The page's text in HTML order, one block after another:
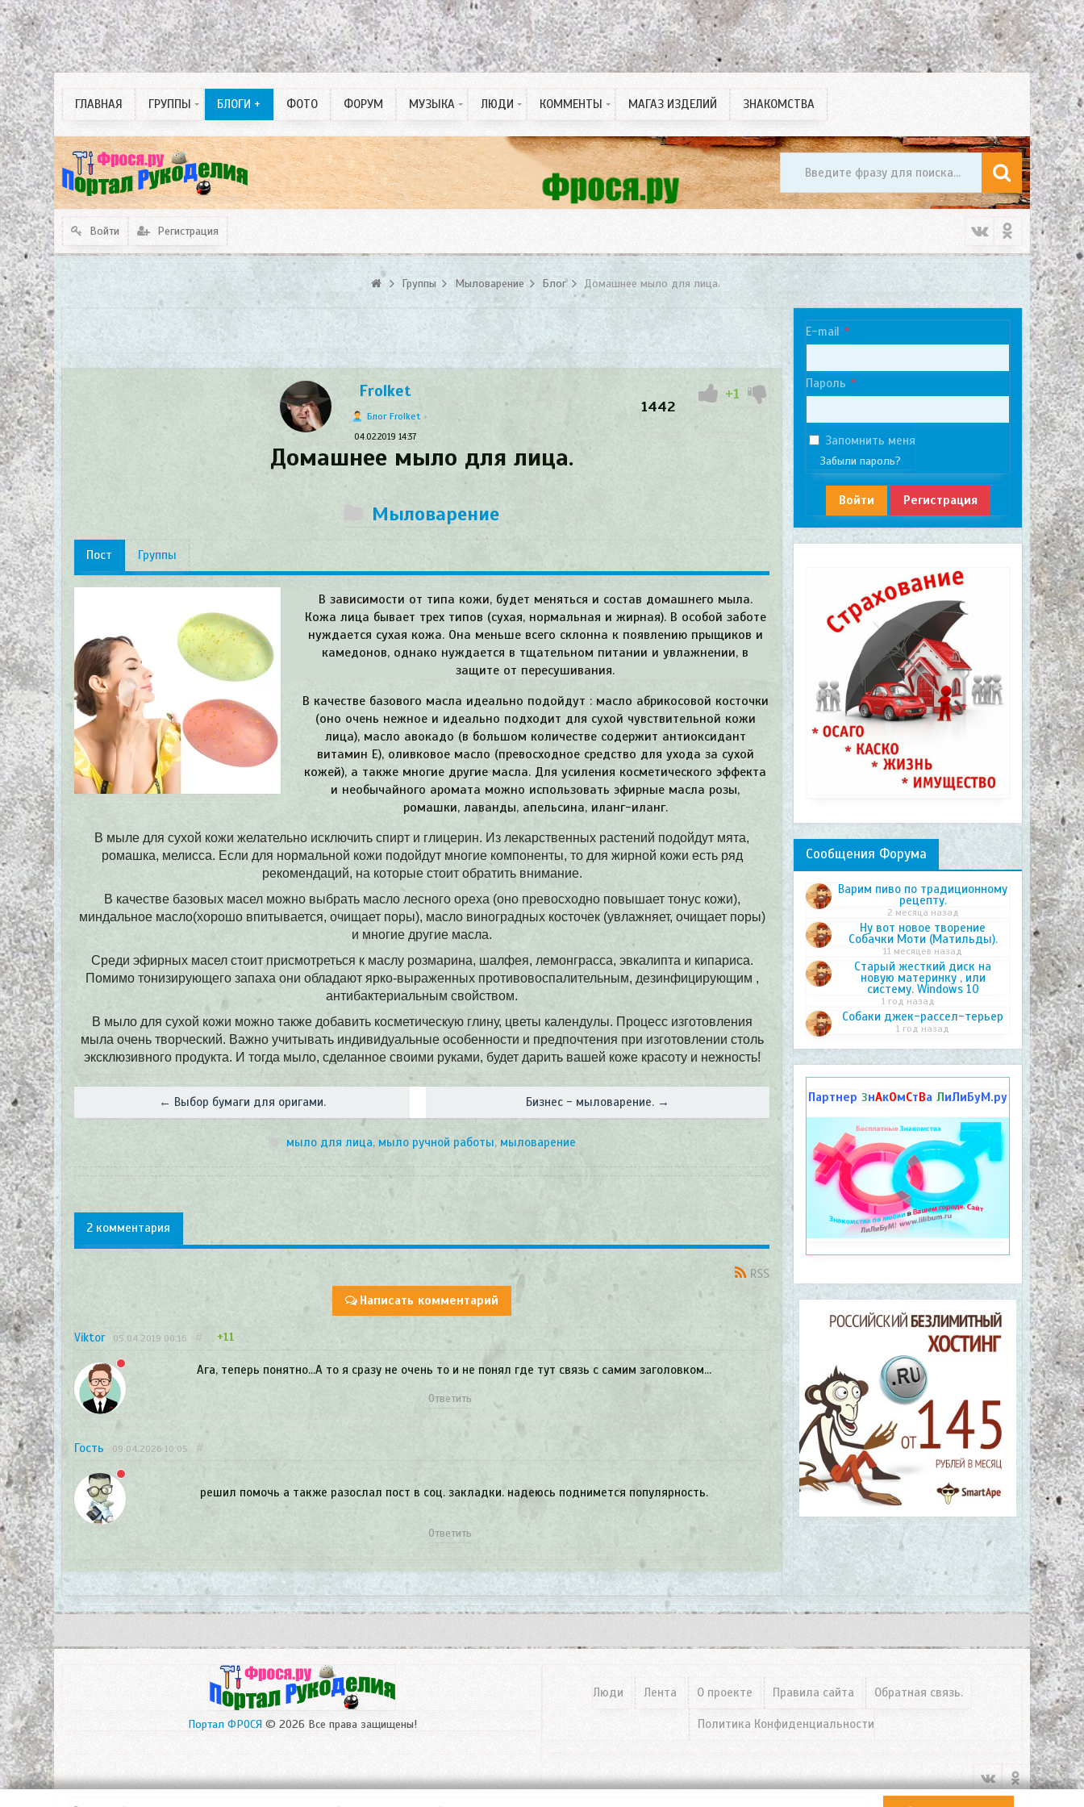
Блоги +
ГЛАВНАЯ ГРУППЫ
Собаководство
Одинокие души любви
3 D изделия. ручная
работа.
БЛОГИ + ФОТО ФОРУМ МУЗЫКА
Рингтон на Телефон
ЛЮДИ ПДД тесты
КОММЕНТЫ
Спонсорские статьиМАГАЗ ИЗДЕЛИЙ ЗНАКОМСТВА
Войти Регистрация
Группы Мыловарение Блог Домашнее мыло для лица.
Frolket
Блог Frolket
04.02.2019 14:37
1442
+1
Домашнее мыло для лица.
Мыловарение
Пост Группы
В зависимости от типа кожи, будет меняться и состав домашнего мыла.
Кожа лица бывает трех типов (сухая, нормальная и жирная). В особой заботе
нуждается сухая кожа. Она меньше всего склонна к появлению прыщиков и
камедонов, однако нуждается в тщательном питании и увлажнении, в
защите от пересушивания.
В качестве базового масла идеально подойдут : масло абрикосовой косточки
(оно очень нежное и идеально подходит для сухой чувствительной кожи
лица), масло авокадо (в большом количестве содержит антиоксидант
витамин Е), оливковое масло (превосходное средство для ухода за сухой
кожей), а также многие другие масла. Для усиления косметического эффекта
и необычайного аромата можно использовать эфирные масла розы,
ромашки, лаванды, апельсина, иланг-иланг.
В мыле для сухой кожи желательно исключить спирт и глицерин. Из лекарственных растений подойдут мята,
ромашка, мелисса. Если для нормальной кожи подойдут многие компоненты, то для жирной кожи есть ряд
рекомендаций, на которые стоит обратить внимание.
В качестве базовых масел можно выбрать масло лесного ореха (оно превосходно повышает тонус кожи),
миндальное масло(хорошо впитывается, очищает поры), масло виноградных косточек (увлажняет, очищает поры)
и многие другие масла.
Среди эфирных масел стоит присмотреться к маслу розмарина, шалфея, лемонграсса, эвкалипта и кипариса.
Помимо тонизирующего запаха они обладают ярко-выраженных противовоспалительным, дезинфицирующим ,
антибактериальным свойством.
В мыло для сухой кожи можно также добавить косметическую глину, цветы календулы. Процесс изготовления
мыла очень творческий. Важно учитывать индивидуальные особенности и предпочтения при изготовлении столь
эксклюзивного продукта. И тогда мыло, сделанное своими руками, будет дарить вашей коже красоту и нежность!
← Выбор бумаги для оригами. Бизнес - мыловарение. →
мыло для лица, мыло ручной работы, мыловарение
2 комментария
RSS
Написать комментарий
Viktor 05.04.2019 00:16 # +11
Ага, теперь понятно…А то я сразу не очень то и не понял где тут связь с самим заголовком…
Ответить
Гость 09.04.2026 10:05 #
решил помочь а также разослал пост в соц. закладки. надеюсь поднимется популярность.
Ответить
E-mail
Пароль
Запомнить меня
Забыли пароль?
Войти Регистрация
Сообщения Форума
Варим пиво по традиционному
рецепту.
2 месяца назад
Ну вот новое творение
Собачки Моти (Матильды).
11 месяцев назад
Старый жесткий диск на
новую материнку , или
систему. Windows 10
1 год назад
Собаки джек-рассел-терьер
1 год назад
Партнер ЗнАкОмСтВа ЛиЛиБуМ.ру
Люди Лента О проекте Правила сайта Обратная связь.
Политика Конфиденциальности
Портал ФРОСЯ© 2026 Все права защищены!